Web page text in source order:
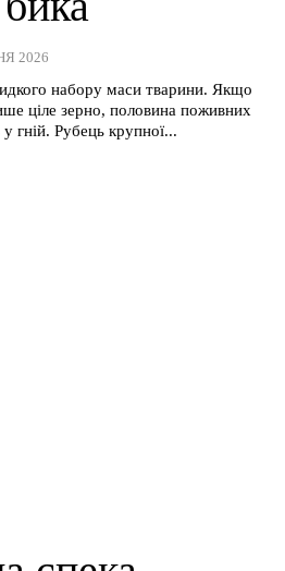
2026
набору маси тварини. Якщо
ціле зерно, половина поживних
гній. Рубець крупної...